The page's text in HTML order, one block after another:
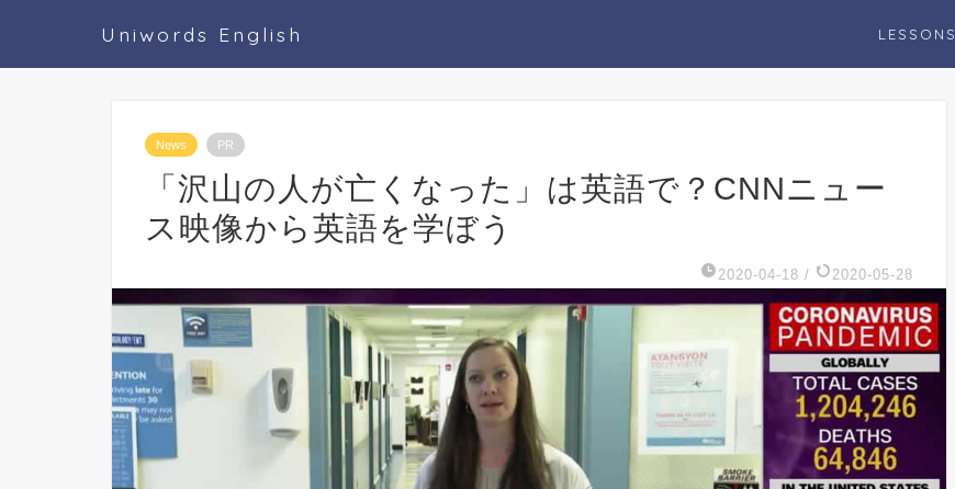
Uniwords English LESSONS
News PR
「沢山の人が亡くなった」は英語で？CNNニュー
ス映像から英語を学ぼう
2020-04-18 / 2020-05-28